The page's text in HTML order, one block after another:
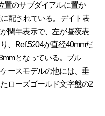
置のサブダイアルに置か
配されている。デイト表
閏年表示で、左が昼夜表
、Ref.5204が直径40mmだ
となっている。ブル
ースモデルの他には、垂
ローズゴールド文字盤の2